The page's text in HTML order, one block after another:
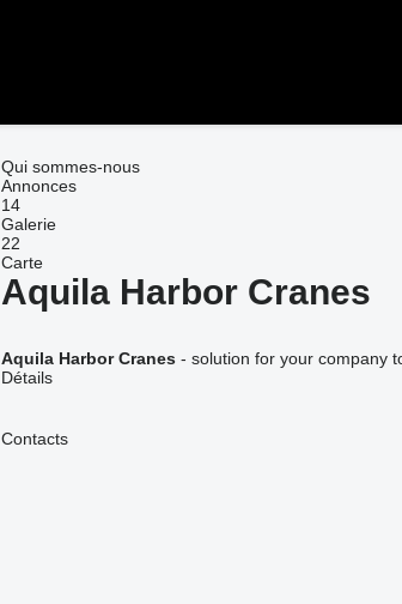
Qui sommes-nous
Annonces
14
Galerie
22
Carte
Aquila Harbor Cranes
Aquila Harbor Cranes- solution for your company
Détails
Contacts